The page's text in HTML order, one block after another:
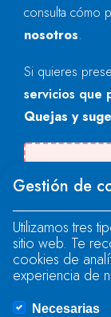
consulta cómo
nosotros.
Si quieres
servicios que
Quejas y
"text".
Se
"text".
Gestión de
Utilizamos tres
sitio web. Te
cookies de
experiencia de
Necesarias